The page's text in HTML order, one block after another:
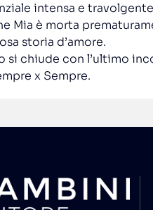
intensa e
Mia è morta
storia d’amore.
si chiude con l’ultimo
x Sempre.